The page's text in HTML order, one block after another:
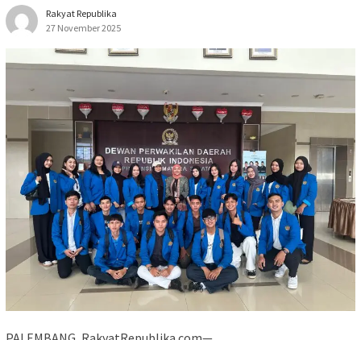
Rakyat Republika
27 November 2025